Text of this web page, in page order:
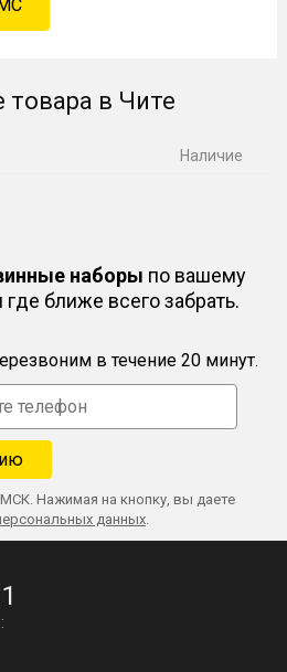
товара в Чите
Наличие
наборы по вашему
ближе всего забрать.
в течение 20 минут.
Нажимая на кнопку, вы даете
данных.